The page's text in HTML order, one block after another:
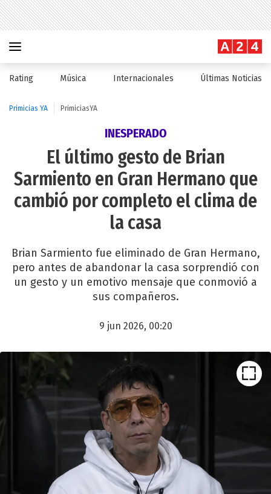
Rating Música Internacionales Últimas Noticias
Primicias YA PrimiciasYA
INESPERADO
El último gesto de Brian
Sarmiento en Gran Hermano que
cambió por completo el clima de
la casa
Brian Sarmiento fue eliminado de Gran Hermano,
pero antes de abandonar la casa sorprendió con
un gesto y un emotivo mensaje que conmovió a
sus compañeros.
9 jun 2026, 00:20